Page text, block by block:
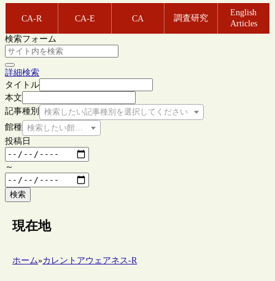
CA-R CA-E CA 調査研究
English
Articles
検索フォーム
詳細検索
タイトル
本文
記事種別
検索したい記事種別を選択してください
館種 検索したい館種を選択してください
投稿日
～
検索
現在地
ホーム»カレントアウェアネス-R